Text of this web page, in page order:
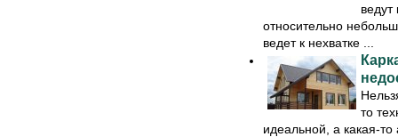
относительно
ведет к нехватке ...
то
идеальной, а какая-